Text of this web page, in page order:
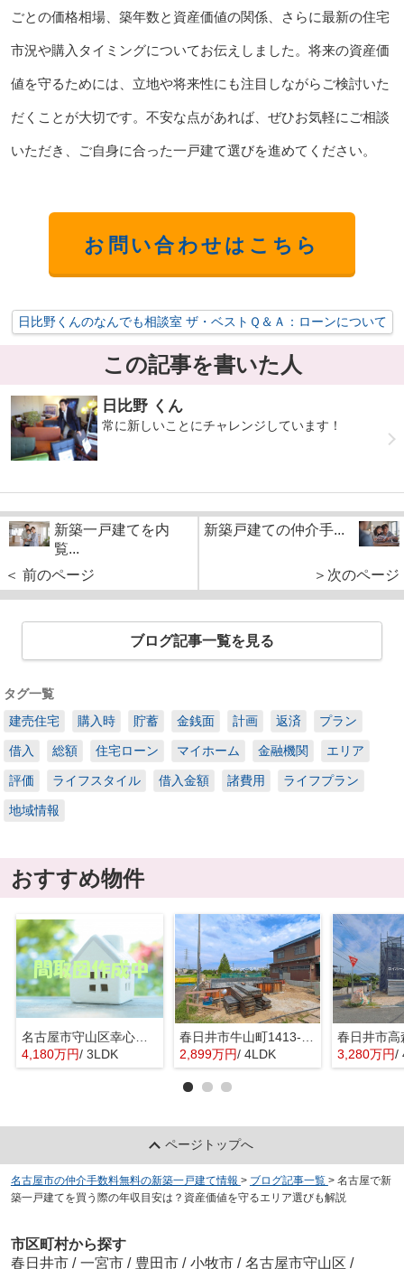
ごとの価格相場、築年数と資産価値の関係、さらに最新の住宅
市況や購入タイミングについてお伝えしました。将来の資産価
値を守るためには、立地や将来性にも注目しながらご検討いた
だくことが大切です。不安な点があれば、ぜひお気軽にご相談
いただき、ご自身に合った一戸建て選びを進めてください。
お問い合わせはこちら
日比野くんのなんでも相談室 ザ・ベストＱ＆Ａ：ローンについて
この記事を書いた人
日比野 くん
常に新しいことにチャレンジしています！
新築一戸建てを内
覧...
＜ 前のページ
新築戸建ての仲介手...
＞次のページ
ブログ記事一覧を見る
タグ一覧
建売住宅
購入時 貯蓄 金銭面 計画 返済 プラン
借入 総額 住宅ローン マイホーム 金融機関 エリア
評価 ライフスタイル 借入金額 諸費用 ライフプラン
地域情報
おすすめ物件
名古屋市守山区幸心２丁目435『仲介料無料』新築戸建て
4,180万円/ 3LDK
2,899万円/ 4LDK 3,280万円/
ページトップへ
名古屋市の仲介手数料無料の新築一戸建て情報 > ブログ記事一覧 > 名古屋で新
築一戸建てを買う際の年収目安は？資産価値を守るエリア選びも解説
市区町村から探す
春日井市 / 一宮市 / 豊田市 / 小牧市 / 名古屋市守山区 /